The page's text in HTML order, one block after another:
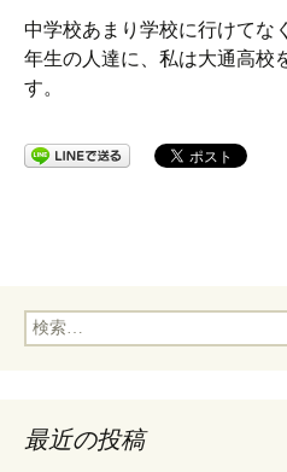
中学校あまり学校に行けてな
年生の人達に、私は大通高校
す。
検
索:
最近の投稿